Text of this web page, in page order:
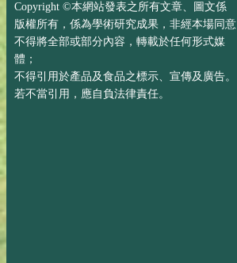
Copyright ©本網站發表之所有文章、圖文係
版權所有，係為學術研究成果，非經本場同意
不得將全部或部分內容，轉載於任何形式媒
體；
不得引用於產品及食品之標示、宣傳及廣告。
若不當引用，應自負法律責任。